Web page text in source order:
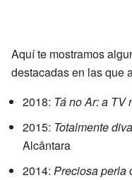
Aquí te mostramos
destacadas en las que
2018: Tá no Ar: a TV
2015: Totalmente diva
Alcântara
2014: Preciosa perla